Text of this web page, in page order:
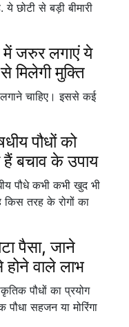
छोटी से बड़ी बीमारी
जरुर लगाएं ये
मिलेगी मुक्ति
चाहिए। इससे कई
पौधों को
हैं बचाव के उपाय
पौधे कभी कभी खुद भी
किस तरह के रोगों का
पैसा, जाने
वाले लाभ
पौधों का प्रयोग
सहजन या मोरिंगा